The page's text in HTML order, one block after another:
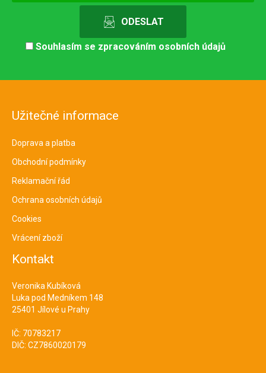
Souhlasím se zpracováním osobních údajů
Užitečné informace
Doprava a platba
Obchodní podmínky
Reklamační řád
Ochrana osobních údajů
Cookies
Vrácení zboží
Kontakt
Veronika Kubíková
Luka pod Medníkem 148
25401 Jílové u Prahy
IČ: 70783217
DIČ: CZ7860020179